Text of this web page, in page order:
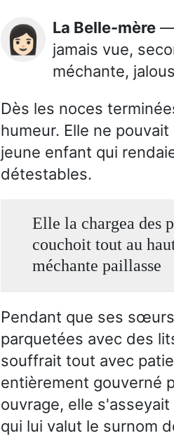
👩🏻 La Belle-mère —
jamais vue,
méchante,
Dès les noces
humeur. Elle ne
jeune enfant qui
détestables.
Elle la chargea des
couchoit tout au
méchante paillasse
Pendant que ses
parquetées avec des
souffrait tout avec
entièrement gouverné
ouvrage, elle
qui lui valut le surnom